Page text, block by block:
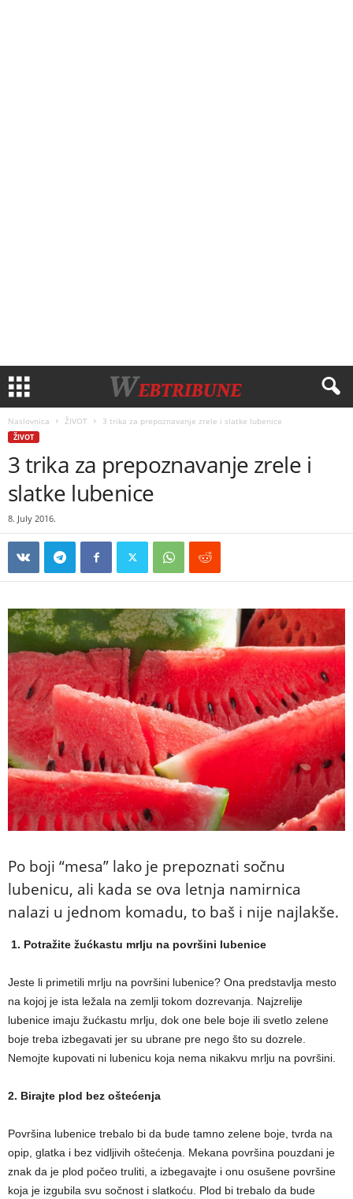
Naslovnica ŽIVOT 3 trika za prepoznavanje zrele i slatke lubenice
ŽIVOT
3 trika za prepoznavanje zrele i
slatke lubenice
8. July 2016.
Po boji “mesa” lako je prepoznati sočnu
lubenicu, ali kada se ova letnja namirnica
nalazi u jednom komadu, to baš i nije najlakše.
1. Potražite žućkastu mrlju na površini lubenice
Jeste li primetili mrlju na površini lubenice? Ona predstavlja mesto
na kojoj je ista ležala na zemlji tokom dozrevanja. Najzrelije
lubenice imaju žućkastu mrlju, dok one bele boje ili svetlo zelene
boje treba izbegavati jer su ubrane pre nego što su dozrele.
Nemojte kupovati ni lubenicu koja nema nikakvu mrlju na površini.
2. Birajte plod bez oštećenja
Površina lubenice trebalo bi da bude tamno zelene boje, tvrda na
opip, glatka i bez vidljivih oštećenja. Mekana površina pouzdani je
znak da je plod počeo truliti, a izbegavajte i onu osušene površine
koja je izgubila svu sočnost i slatkoću. Plod bi trebalo da bude